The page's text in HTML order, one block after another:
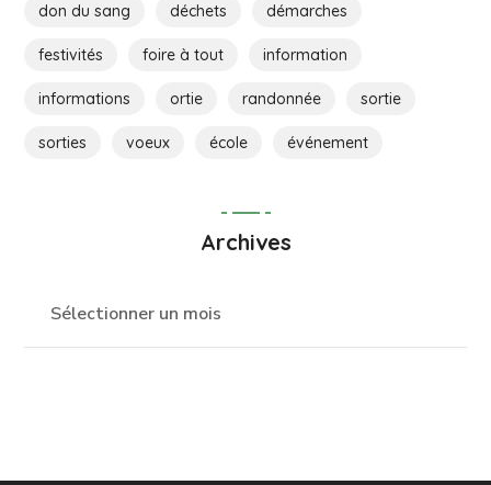
don du sang déchets démarches
festivités foire à tout information
informations ortie randonnée sortie
sorties voeux école événement
Archives